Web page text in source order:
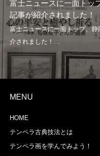
富士ニュースに一面トッ
記事が紹介されました！
MENU
HOME
テンペラ古典技法とは
テンペラ画を学んでみよう！